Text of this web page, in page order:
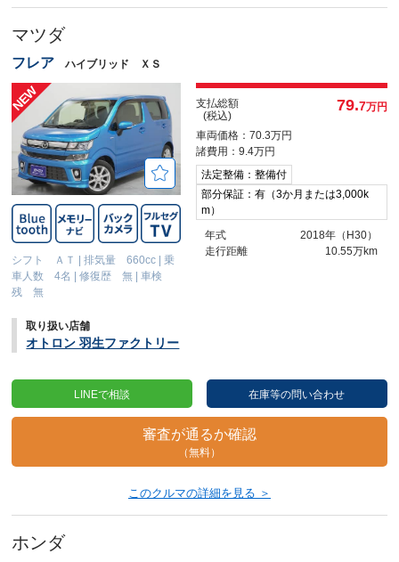
マツダ
フレア ハイブリッド ＸＳ
シフト ＡＴ |排気量 660cc |乗
車人数 4名
|修復歴 無 |車検
残 無
支払総額
(税込)
79.7万円
車両価格：70.3万円
諸費用：9.4万円
法定整備：整備付
部分保証：有（3か月または3,000k
m）
年式
2018年（H30）
走行距離
10.55万km
取り扱い店舗
オトロン 羽生ファクトリー
LINEで相談 在庫等の問い合わせ
審査が通るか確認
（無料）
このクルマの詳細を見る ＞
ホンダ